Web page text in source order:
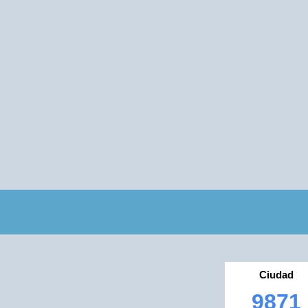
Ciudad
9871